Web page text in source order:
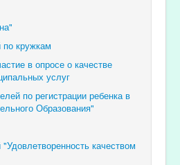
по кружкам
в опросе о качестве
услуг
по регистрации ребенка в
Образования"
качеством